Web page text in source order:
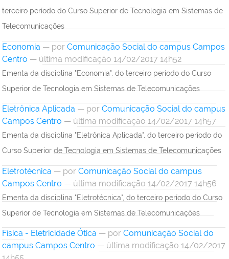
terceiro período do Curso Superior de Tecnologia em Sistemas de
Telecomunicações
Economia — por Comunicação Social do campus Campos
Centro — última modificação 14/02/2017 14h52
Ementa da disciplina "Economia", do terceiro período do Curso
Superior de Tecnologia em Sistemas de Telecomunicações
Eletrônica Aplicada — por Comunicação Social do campus
Campos Centro — última modificação 14/02/2017 14h57
Ementa da disciplina "Eletrônica Aplicada", do terceiro período do
Curso Superior de Tecnologia em Sistemas de Telecomunicações
Eletrotécnica — por Comunicação Social do campus
Campos Centro — última modificação 14/02/2017 14h56
Ementa da disciplina "Eletrotécnica", do terceiro período do Curso
Superior de Tecnologia em Sistemas de Telecomunicações
Física - Eletricidade Ótica — por Comunicação Social do
campus Campos Centro — última modificação 14/02/2017